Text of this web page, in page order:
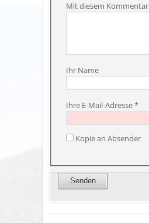
Mit diesem Kommentar
Ihr Name
Ihre E-Mail-Adresse*
Kopie an Absender